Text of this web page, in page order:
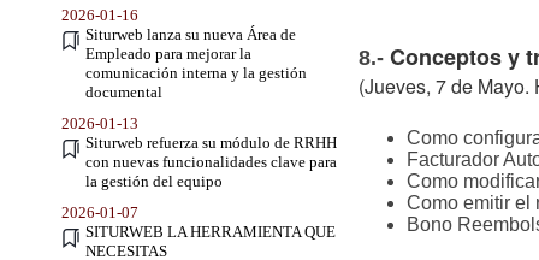
2026-01-16
Siturweb lanza su nueva Área de
Empleado para mejorar la
comunicación interna y la gestión
documental
2026-01-13
Siturweb refuerza su módulo de RRHH
con nuevas funcionalidades clave para
la gestión del equipo
2026-01-07
SITURWEB LA HERRAMIENTA QUE
NECESITAS
8.- Conceptos y
(Jueves, 7 de Mayo.
Como
Facturador
Como
Como emitir el
Bono